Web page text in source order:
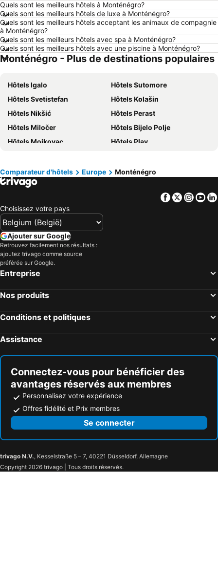
Hôtels Boulogne-sur-Mer
Hôtels Le Coq
Hôtels Le Touquet-Paris-Plage
Hôtels Dunkerque
Hôtels Málaga
Hôtels France
Hôtels Luxembourg
Hôtels Ténérife
Hôtels Majorque
Hôtels Ibiza
Quels sont les meilleurs hôtels à Monténégro?
Quels sont les meilleurs hôtels de luxe à Monténégro?
Quels sont les meilleurs hôtels acceptant les animaux de compagnie
à Monténégro?
Quels sont les meilleurs hôtels avec spa à Monténégro?
Quels sont les meilleurs hôtels avec une piscine à Monténégro?
Monténégro - Plus de destinations populaires
Hôtels Igalo
Hôtels Sutomore
Hôtels Svetistefan
Hôtels Kolašin
Hôtels Nikšić
Hôtels Perast
Hôtels Miločer
Hôtels Bijelo Polje
Hôtels Mojkovac
Hôtels Plav
Hôtels Risan
Hôtels Plužine
Hôtels Danilovgrad
Hôtels Pljevlja
Comparateur d'hôtels Europe Monténégro
Facebook
Twitter
Choisissez votre pays
Ajouter sur Google
Retrouvez facilement nos résultats :
ajoutez trivago comme source
préférée sur Google.
Entreprise
Nos produits
Conditions et politiques
Assistance
Connectez-vous pour bénéficier des
avantages réservés aux membres
Personnalisez votre expérience
Offres fidélité et Prix membres
Se connecter
trivago N.V., Kesselstraße 5 – 7, 40221 Düsseldorf, Allemagne
Copyright 2026 trivago | Tous droits réservés.